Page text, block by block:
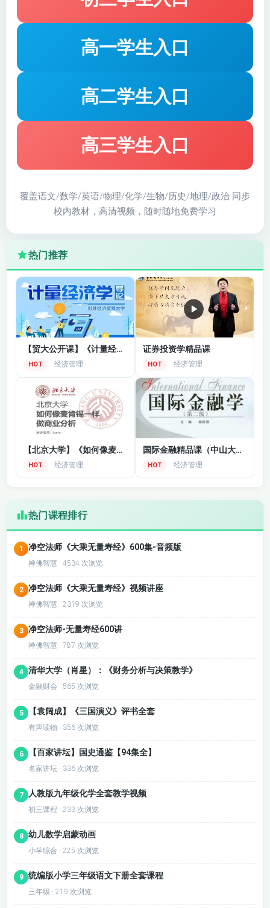
高一学生入口
高二学生入口
高三学生入口
覆盖语文/数学/英语/物理/化学/生物/历史/地理/政治 同步
校内教材，高清视频，随时随地免费学习
热门推荐
【贸大公开课】《计量经济学》
HOT 经济管理
证券投资学精品课
HOT 经济管理
【北京大学】《如何像麦肯锡一样做商业分析》
HOT 经济管理
国际金融精品课（中山大学）
HOT 经济管理
热门课程排行
1 净空法师《大乘无量寿经》600集-音频版
禅佛智慧 · 4534 次浏览
2 净空法师《大乘无量寿经》视频讲座
禅佛智慧 · 2319 次浏览
3 净空法师-无量寿经600讲
禅佛智慧 · 787 次浏览
4 清华大学（肖星）：《财务分析与决策教学》
金融财会 · 565 次浏览
5 【袁阔成】《三国演义》评书全套
有声读物 · 356 次浏览
6 【百家讲坛】国史通鉴【94集全】
名家讲坛 · 336 次浏览
7 人教版九年级化学全套教学视频
初三课程 · 233 次浏览
8 幼儿数学启蒙动画
小学综合 · 225 次浏览
9 统编版小学三年级语文下册全套课程
三年级 · 219 次浏览